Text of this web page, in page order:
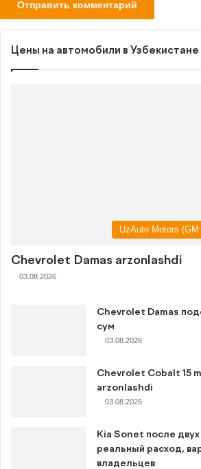
Цены на автомобили в Узбекистане
UzAuto Motors
Chevrolet Damas arzonlashdi
03.08.2026
Chevrolet Damas
сум
03.08.2026
Chevrolet Cobalt 15
arzonlashdi
03.08.2026
Kia Sonet после
реальный расход,
владельцев